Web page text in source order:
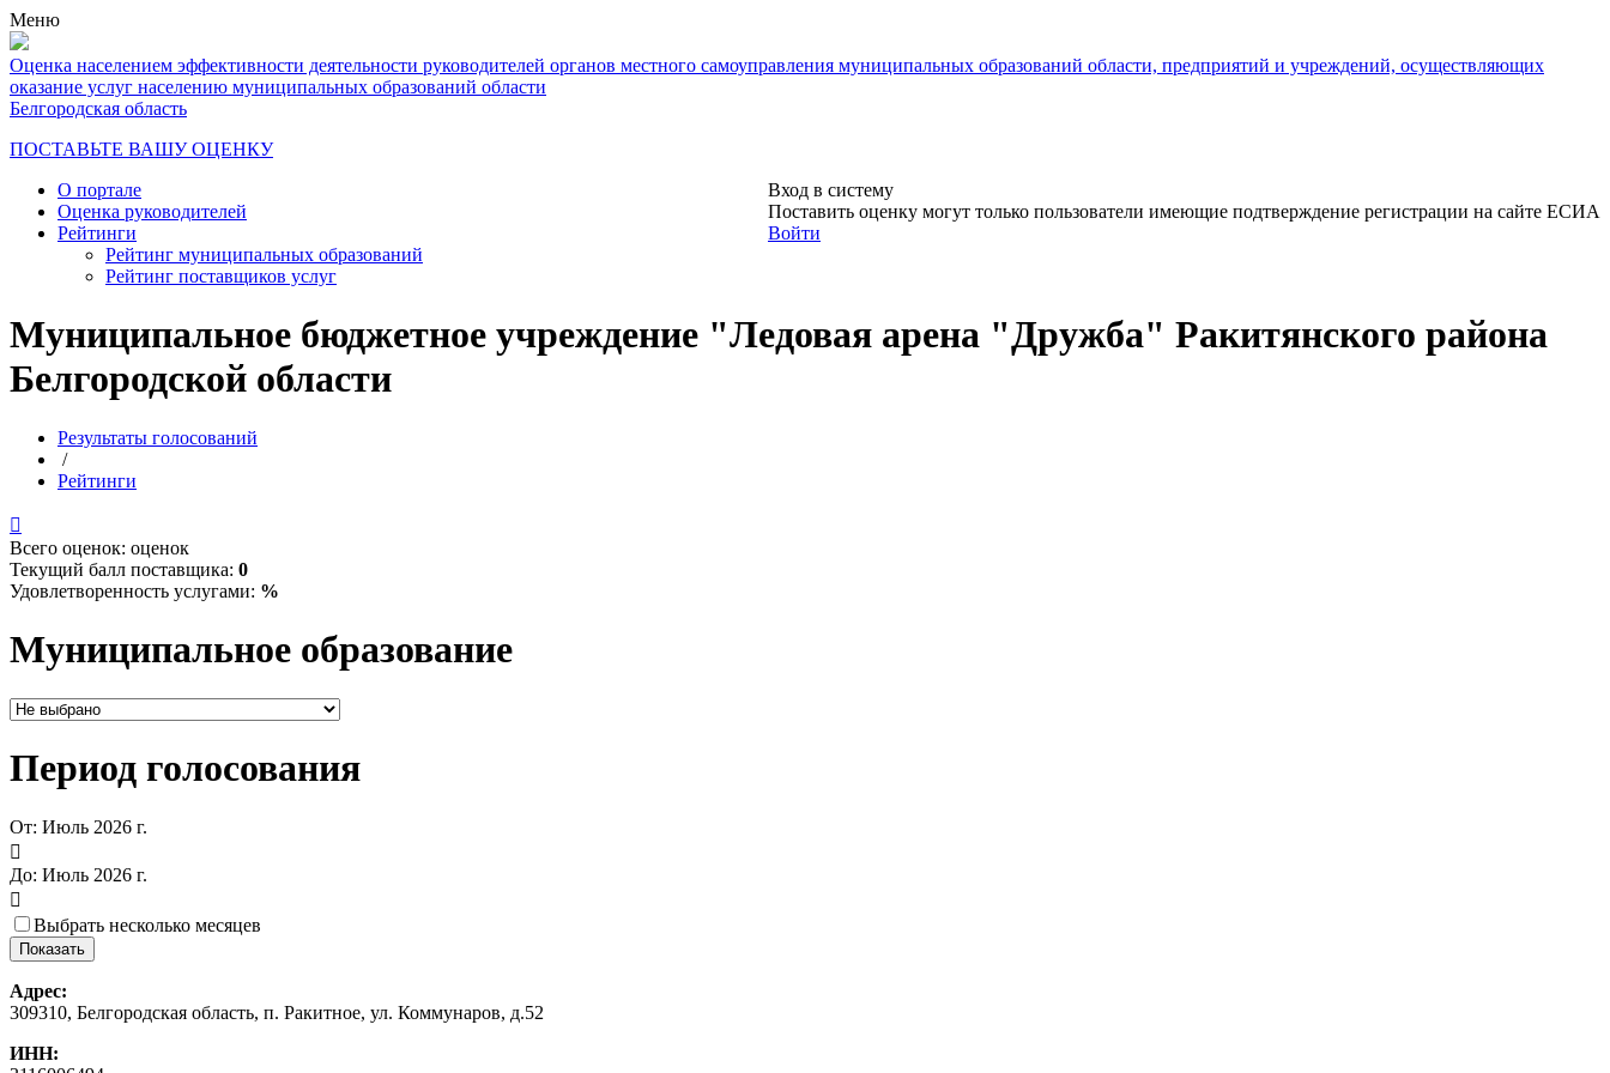
Меню
Оценка населением эффективности деятельности руководителей органов местного самоуправления муниципальных образований области, предприятий и учреждений, осуществляющих
оказание услуг населению муниципальных образований области
Белгородская область
ПОСТАВЬТЕ ВАШУ ОЦЕНКУ
Вход в систему
Поставить оценку могут только пользователи имеющие подтверждение регистрации на сайте ЕСИА
Войти
О портале
Оценка руководителей
Рейтинги
Рейтинг муниципальных образований
Рейтинг поставщиков услуг
Муниципальное бюджетное учреждение "Ледовая арена "Дружба" Ракитянского района
Белгородской области
Результаты голосований
/
Рейтинги

Всего оценок: оценок
Текущий балл поставщика: 0
Удовлетворенность услугами: %
Муниципальное образование
Период голосования
От: Июль 2026 г.

До: Июль 2026 г.

Выбрать несколько месяцев
Адрес:
309310, Белгородская область, п. Ракитное, ул. Коммунаров, д.52
ИНН: